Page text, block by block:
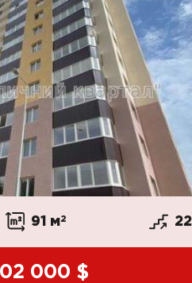
91 м2 22
000 $